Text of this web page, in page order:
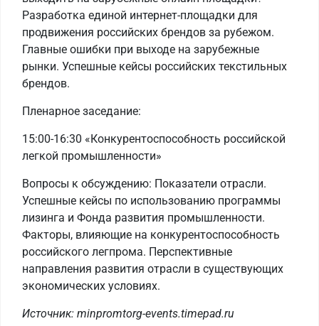
Разработка единой интернет-площадки для
продвижения российских брендов за рубежом.
Главные ошибки при выходе на зарубежные
рынки. Успешные кейсы российских текстильных
брендов.
Пленарное заседание:
15:00-16:30 «Конкурентоспособность российской
легкой промышленности»
Вопросы к обсуждению: Показатели отрасли.
Успешные кейсы по использованию программы
лизинга и Фонда развития промышленности.
Факторы, влияющие на конкурентоспособность
российского легпрома. Перспективные
направления развития отрасли в существующих
экономических условиях.
Источник: minpromtorg-events.timepad.ru